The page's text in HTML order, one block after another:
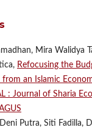
Mira Walidya
Refocusing the
from an Islamic
: Journal of Sharia
Putra, Siti Fadilla,